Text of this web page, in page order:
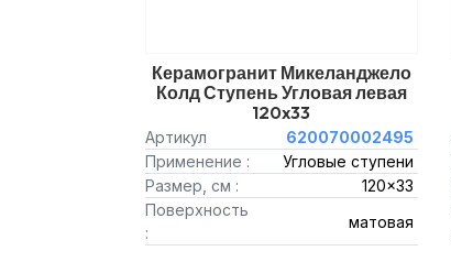
Керамогранит Микеланджело
Колд Ступень Угловая левая
120x33
Артикул
620070002495
Применение :
Угловые ступени
Размер, см :
120x33
Поверхность
:
матовая